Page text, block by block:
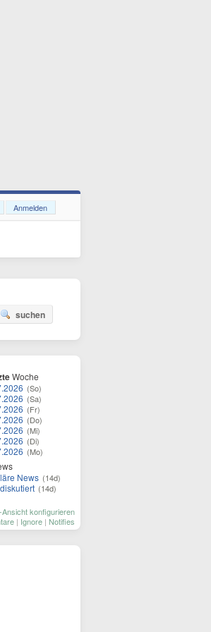
Anmelden
suchen
Woche
(So)
(Sa)
(Fr)
(Do)
(Mi)
(Di)
(Mo)
News (14d)
(14d)
konfigurieren
| Ignore | Notifies